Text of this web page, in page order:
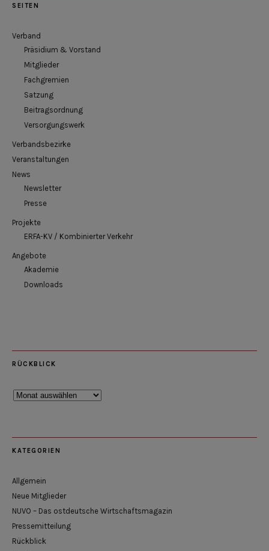
SEITEN
Verband
Präsidium & Vorstand
Mitglieder
Fachgremien
Satzung
Beitragsordnung
Versorgungswerk
Verbandsbezirke
Veranstaltungen
News
Newsletter
Presse
Projekte
ERFA-KV / Kombinierter Verkehr
Angebote
Akademie
Downloads
RÜCKBLICK
Rückblick
KATEGORIEN
Allgemein
Neue Mitglieder
NUVO – Das ostdeutsche Wirtschaftsmagazin
Pressemitteilung
Rückblick